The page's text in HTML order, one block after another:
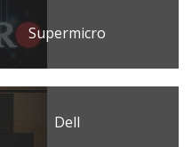
Supermicro
Dell